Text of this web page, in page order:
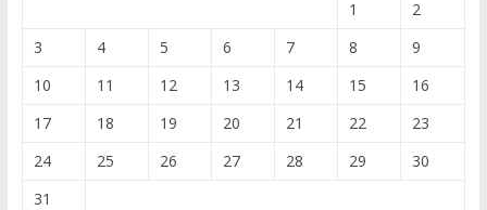
b
e
C
h
a
1
2
3
4 5 6 7 8
9
10
11 12 13 14 15
16
17
18 19 20 21 22
23
24
25 26 27 28 29
30
31